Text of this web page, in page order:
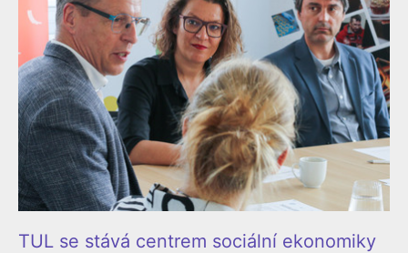
TUL se stává centrem sociální ekonomiky